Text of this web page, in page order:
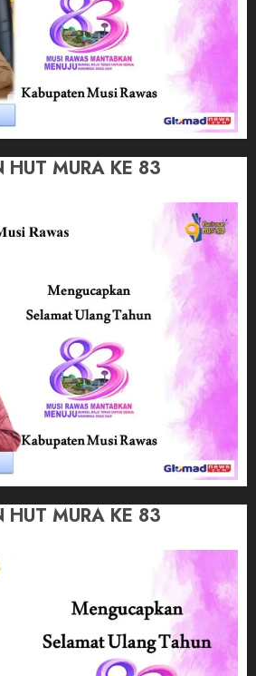
HUT MURA KE 83
HUT MURA KE 83